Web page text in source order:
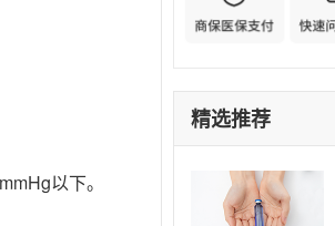
以下。
精选推荐